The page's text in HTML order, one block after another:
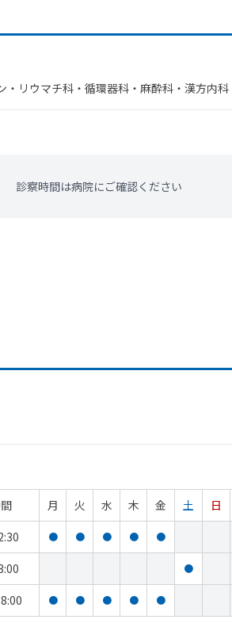
リウマチ科・​循環器科・​麻酔科・​漢方内科
診察時間は病院にご確認ください
月 火 水 木 金 土
日
● ● ● ● ●
●
● ● ● ● ●